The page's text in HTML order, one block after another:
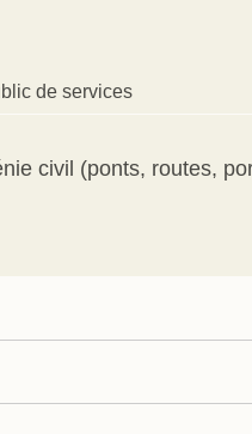
de services
civil (ponts, routes,